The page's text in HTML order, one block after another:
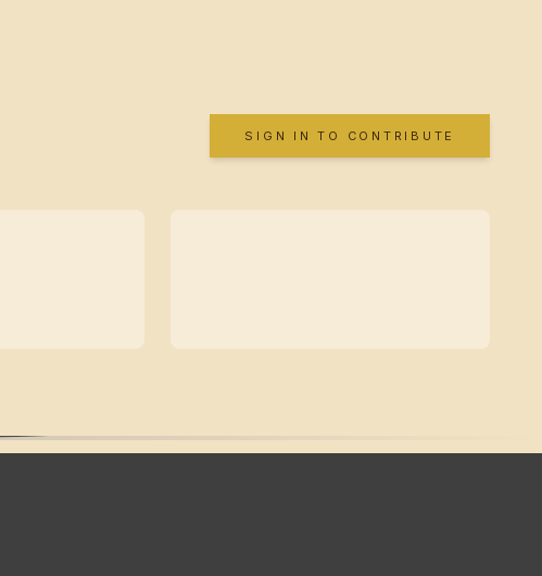
SIGN IN TO CONTRIBUTE